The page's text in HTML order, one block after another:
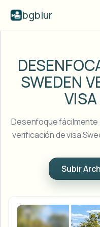
bgblur
Precios
Ejemplos
Explorar la biblioteca
Desenfocar
View all features
Empresas
Escuelas y
Recursos
SWEDEN
Desenfoque fácilmente
verificación de visa
Subir